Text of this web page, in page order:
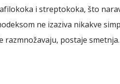
i streptokoka, što
ne izaziva nikakve
razmnožavaju, postaje